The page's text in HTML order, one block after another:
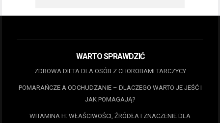
WARTO SPRAWDZIĆ
ZDROWA DIETA DLA OSÓB Z CHOROBAMI TARCZYCY
POMARAŃCZE A ODCHUDZANIE – DLACZEGO WARTO JE JEŚĆ I
JAK POMAGAJĄ?
WITAMINA H: WŁAŚCIWOŚCI, ŹRÓDŁA I ZNACZENIE DLA